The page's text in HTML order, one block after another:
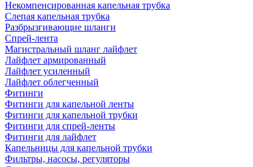
Некомпенсированная капельная трубка
Слепая капельная трубка
Разбрызгивающие шланги
Спрей-лента
Магистральный шланг лайфлет
Лайфлет армированный
Лайфлет усиленный
Лайфлет облегченный
Фитинги
Фитинги для капельной ленты
Фитинги для капельной трубки
Фитинги для спрей-ленты
Фитинги для лайфлет
Капельницы для капельной трубки
Фильтры, насосы, регуляторы